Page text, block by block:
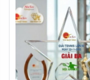
* Đặc biệt:
làm hàng gấp 1
Khi có nhu cầu
0901460008